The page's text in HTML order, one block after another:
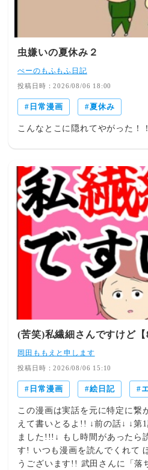
虫嫌いの夏休み２
ぺーのもふもふ日記
投稿日時：2026/08/06 18:00
日常漫画 夏休み
こんなとこに隠れてやがった！
(苦笑)私繊細さんですけど【
岡田ももえと申します
投稿日時：2026/08/06 15:10
日常漫画 絵日記
この漫画は実話を元に特定に繋
えて書いとるよ!! ↓前の話↓ ↓第1話↓ ピッコマで公開され
ました!!!↓ もし時間があったら
す! いつも漫画を読んでくれて
うございます!! 武田さんに「落ち着いてください」と言わ